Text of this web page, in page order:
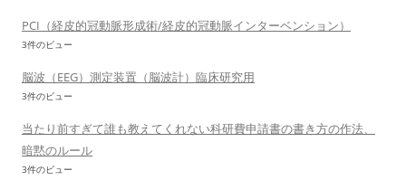
PCI（経皮的冠動脈形成術/経皮的冠動脈インターベンション）
3件のビュー
脳波（EEG）測定装置（脳波計）臨床研究用
3件のビュー
当たり前すぎて誰も教えてくれない科研費申請書の書き方の作法、
暗黙のルール
3件のビュー